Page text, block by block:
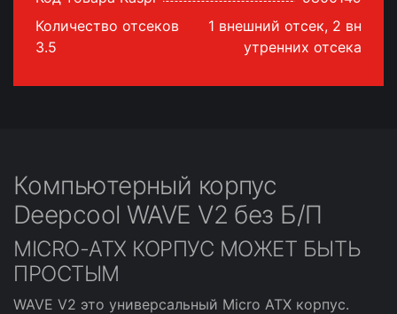
Количество отсеков
3.5
1 внешний отсек, 2 вн
утренних отсека
Компьютерный корпус
Deepcool WAVE V2 без Б/П
MICRO-ATX КОРПУС МОЖЕТ БЫТЬ
ПРОСТЫМ
WAVE V2 это универсальный Micro ATX корпус.